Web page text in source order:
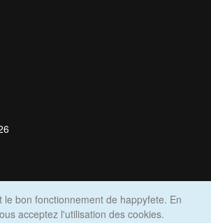
le bon fonctionnement de happyfete. En
acceptez l'utilisation des cookies.